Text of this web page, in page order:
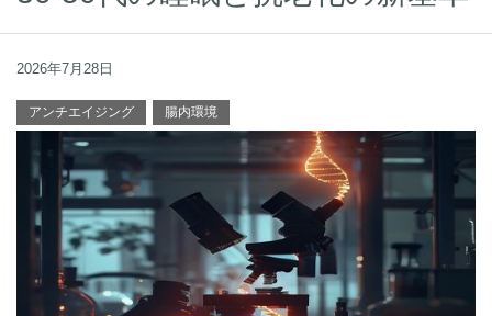
2026年7月28日
アンチエイジング 腸内環境